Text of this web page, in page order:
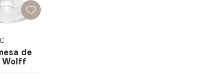
de
Wolff